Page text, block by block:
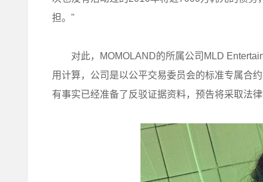
担。"
对此，MOMOLAND的所属公司MLD
用计算，公司是以公平交易委员会的标准专属合
有事实已经准备了反驳证据资料，预告将采取法律